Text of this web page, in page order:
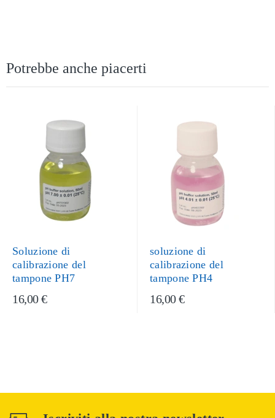
Potrebbe anche piacerti
Soluzione di
calibrazione del
tampone PH7
16,00 €
soluzione di
calibrazione del
tampone PH4
16,00 €